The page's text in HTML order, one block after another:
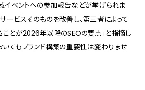
イベントへの参加報告などが挙げられま
サービスそのものを改善し、第三者によって
とが2026年以降のSEOの要点」と指摘し
いてもブランド構築の重要性は変わりませ